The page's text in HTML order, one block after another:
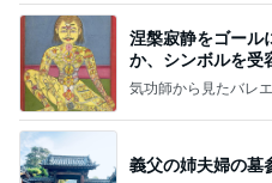
涅槃寂静をゴール
か、シンボルを受
ことが
気功師から見たバレ
義父の姉夫婦の墓